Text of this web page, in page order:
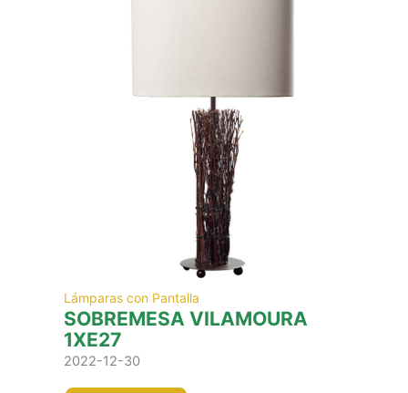
Lámparas con Pantalla
SOBREMESA VILAMOURA
1XE27
2022-12-30